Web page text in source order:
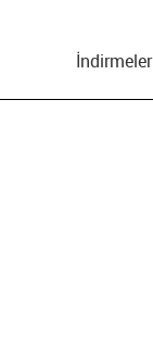
İndirmeler